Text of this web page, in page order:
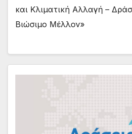
και Κλιματική Αλλαγή –
Βιώσιμο Μέλλον»